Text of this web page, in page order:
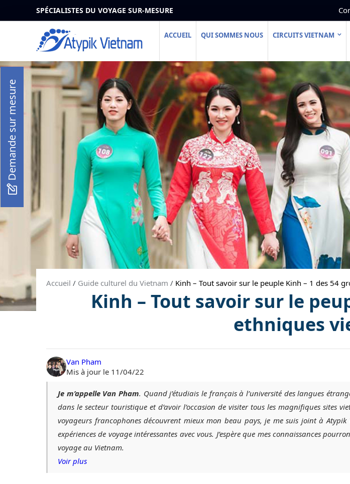
SPÉCIALISTES DU VOYAGE SUR-MESURE
ACCUEIL QUI SOMMES NOUS CIRCUITS VIETNAM
Accueil / Guide culturel du Vietnam / Kinh – Tout savoir sur le peuple Kinh – 1 des 54
Kinh – Tout savoir sur le
ethniques
Van Pham
Mis à jour le 11/04/22
Je m’appelle Van Pham. Quand j’étudiais le français à l’université des langues
dans le secteur touristique et d’avoir l’occasion de visiter tous les magnifiques sites
voyageurs francophones découvrent mieux mon beau pays, je me suis joint à
expériences de voyage intéressantes avec vous. J’espère que mes connaissances
voyage au Vietnam.
Voir plus
Demande sur mesure